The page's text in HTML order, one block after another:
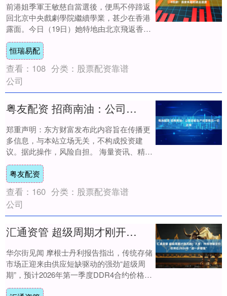
前港姐季軍王敏慈自當選後，便馬不停蹄返
回北京中央戲劇學院繼續學業，甚少在香港
露面。今日（19日）她特地由北京飛返香港
出席台慶，以一身低胸羽毛晚裝示人，仙氣
十足。....
恒瑞易配
查看： 108 分类： 股票配资靠谱
公司
粤友配资 招商南油：公司目前生产经营情况一切正常
郑重声明：东方财富发布此内容旨在传播更
多信息，与本站立场无关，不构成投资建
议。据此操作，风险自担。 海量资讯、精准
解读，尽在新浪财经APP....
粤友配资
查看： 160 分类： 股票配资靠谱
公司
汇通资管 超级周期才刚开始！大摩：传统存储定价权将在2026年“进一步增强”
华尔街见闻 摩根士丹利报告指出，传统存储
市场正迎来由供应短缺驱动的强劲“超级周
期”，预计2026年第一季度DDR4合约价格可
能飙升超100%，NOR Flash....